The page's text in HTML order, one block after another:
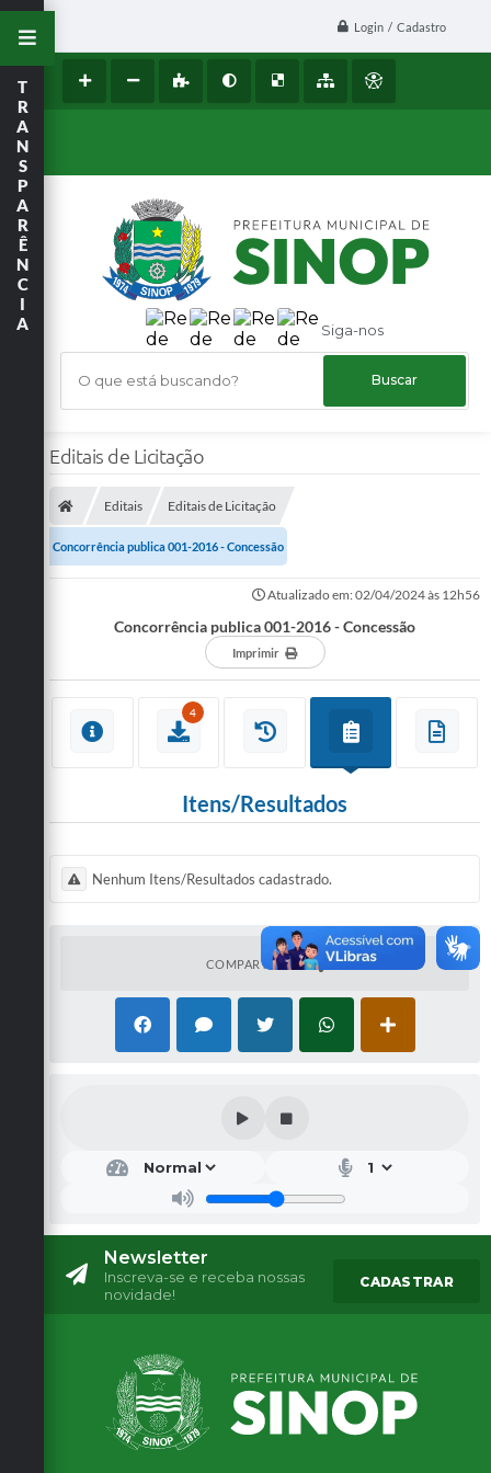
Login / Cadastro
Siga-nos
O que está buscando?
T
R
A
N
S
P
A
R
Ê
N
C
I
A
Editais de Licitação
Editais Editais de Licitação
Concorrência publica 001-2016 - Concessão
Atualizado em: 02/04/2024 às 12h56
Concorrência publica 001-2016 - Concessão
Imprimir
4
Itens/Resultados
Nenhum Itens/Resultados cadastrado.
COMPARTILHAR
Newsletter
Inscreva-se e receba nossas
novidade!
CADASTRAR